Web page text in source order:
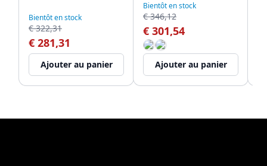
fond PLX3640-64
Bientôt en stock
€ 322,31
€ 281,31
Ajouter au panier
poser avec grille de
fond PLX5040-64
Bientôt en stock
€ 346,12
€ 301,54
Ajouter au panier